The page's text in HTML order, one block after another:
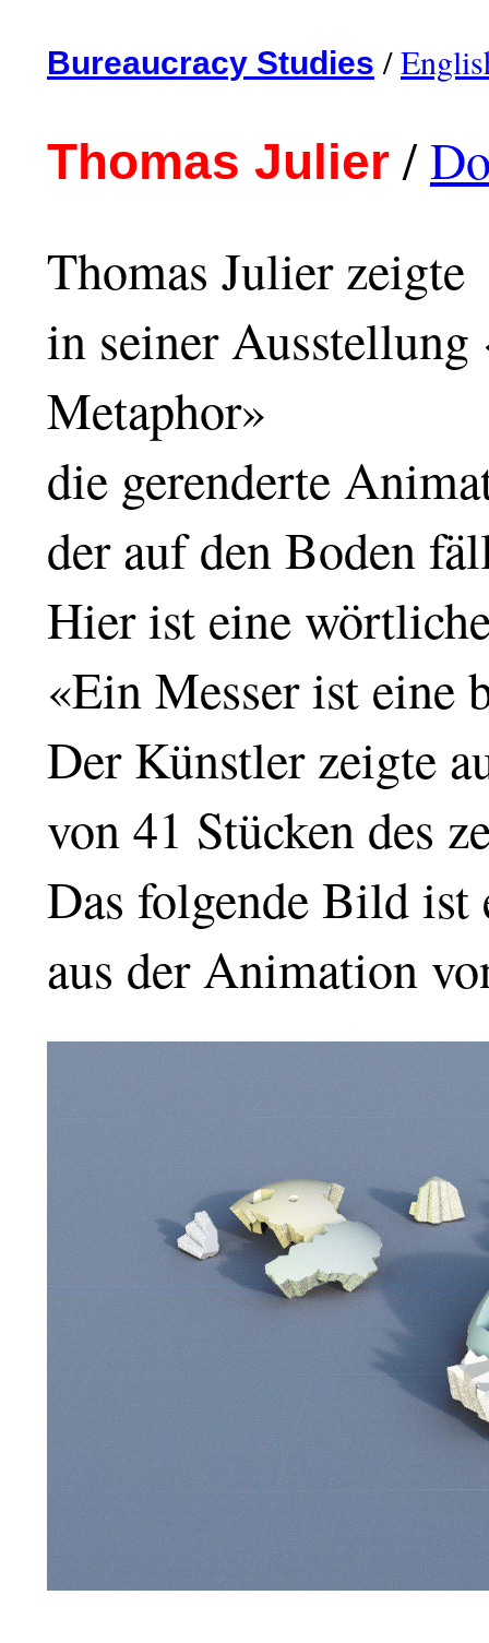
Bureaucracy Studies /
Thomas Julier /
Thomas Julier zeigte
in seiner
Metaphor»
die gerenderte
der auf den Boden
Hier ist eine
«Ein Messer ist eine
Der Künstler zeigte
von 41 Stücken des
Das folgende Bild
aus der Animation